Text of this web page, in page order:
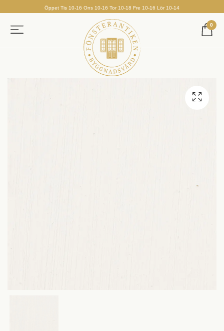
Öppet Tis 10-16 Ons 10-16 Tor 10-18 Fre 10-16 Lör 10-14
0